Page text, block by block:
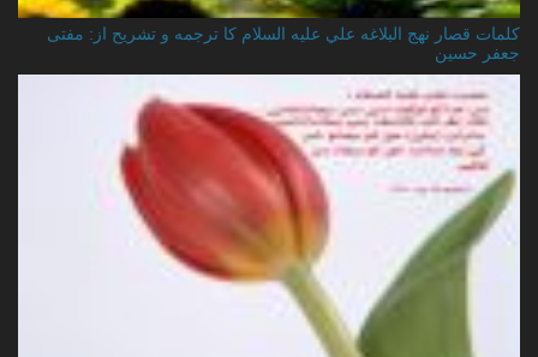
کلمات قصار نهج البلاغه علي عليه السلام کا ترجمه و تشریح از: مفتی
جعفر حسین